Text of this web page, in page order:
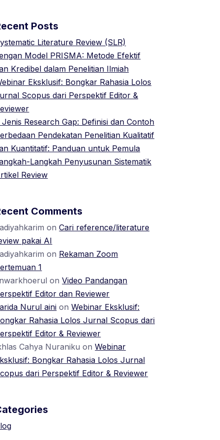
Posts
Literature Review (SLR)
Model PRISMA: Metode Efektif
Kredibel dalam Penelitian Ilmiah
Eksklusif: Bongkar Rahasia Lolos
Scopus dari Perspektif Editor &
Jenis Research Gap: Definisi dan Contoh
Pendekatan Penelitian Kualitatif
Kuantitatif: Panduan untuk Pemula
Langkah Penyusunan Sistematik
Review
Comments
onCari reference/literature
pakai AI
on Rekaman Zoom
1
onVideo Pandangan
Editor dan Reviewer
Nurul aini onWebinar Eksklusif:
Rahasia Lolos Jurnal Scopus dari
Editor & Reviewer
Cahya Nuraniku onWebinar
Bongkar Rahasia Lolos Jurnal
dari Perspektif Editor & Reviewer